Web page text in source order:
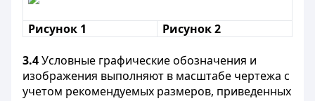
Рисунок 1 Рисунок 2
3.4Условные графические обозначения и
изображения выполняют в масштабе чертежа с
учетом рекомендуемых размеров, приведенных